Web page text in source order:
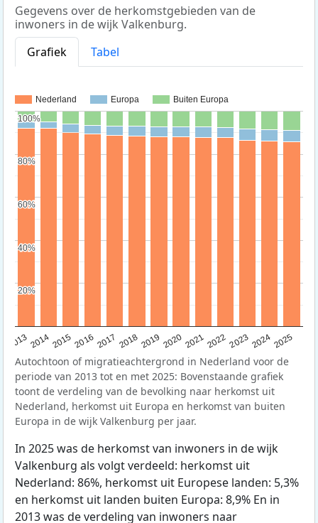
Gegevens over de herkomstgebieden van de
inwoners in de wijk Valkenburg.
Grafiek
Tabel
Nederland Europa Buiten Europa
20132014201520162017 20182019 202020212022202320242025
20%
20%
40%
40%
60%
60%
80%
80%
100%
100%
Autochtoon of migratieachtergrond in Nederland voor de
periode van 2013 tot en met 2025: Bovenstaande grafiek
toont de verdeling van de bevolking naar herkomst uit
Nederland, herkomst uit Europa en herkomst van buiten
Europa in de wijk Valkenburg per jaar.
In 2025 was de herkomst van inwoners in de wijk
Valkenburg als volgt verdeeld: herkomst uit
Nederland: 86%, herkomst uit Europese landen: 5,3%
en herkomst uit landen buiten Europa: 8,9% En in
2013 was de verdeling van inwoners naar